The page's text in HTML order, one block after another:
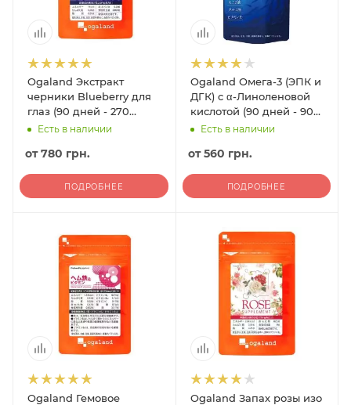
Ogaland Экстракт
черники Blueberry для
глаз (90 дней - 270
гранул)
Есть в наличии
от780 грн.
ПОДРОБНЕЕ
Ogaland Омега-3 (ЭПК и
ДГК) c α-Линоленовой
кислотой (90 дней - 90
гранул)
Есть в наличии
от560 грн.
ПОДРОБНЕЕ
Ogaland Гемовое
Ogaland Запах розы изо